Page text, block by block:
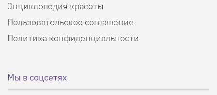
Энциклопедия красоты
Пользовательское соглашение
Политика конфиденциальности
Мы в соцсетях